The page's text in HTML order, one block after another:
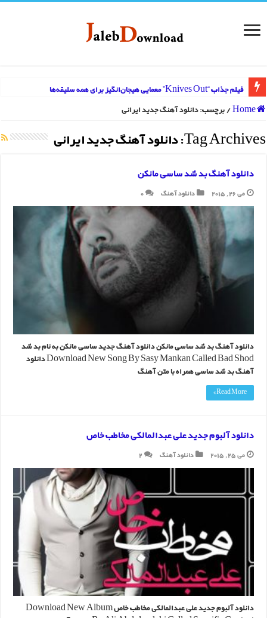
فیلم جذاب “Knives Out” معمایی هیجان‌انگیز برای همه سلیقه‌ها
Home
/برچسب:دانلود آهنگ جدید ایرانی
Tag Archives: دانلود آهنگ جدید ایرانی
دانلود آهنگ بد شد ساسی مانکن
می 26, 2015 دانلود آهنگ 0
دانلود آهنگ بد شد ساسی مانکن دانلود آهنگ جدید ساسی مانکن به نام بد شد
Download New Song By Sasy Mankan Called Bad Shod دانلود
آهنگ بد شد ساسی همراه با متن آهنگ
Read More »
دانلود آلبوم جدید علی عبدالمالکی مخاطب خاص
می 25, 2015 دانلود آهنگ 2
دانلود آلبوم جدید علی عبدالمالکی مخاطب خاص Download New Album